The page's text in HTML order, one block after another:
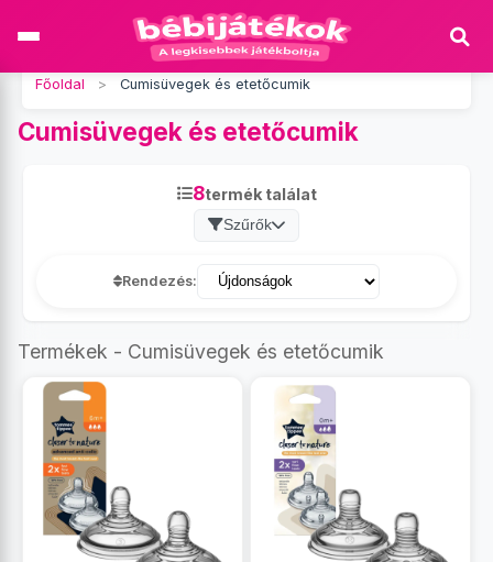
Főoldal > Cumisüvegek és etetőcumik
Cumisüvegek és etetőcumik
8termék találat
Szűrők
Rendezés:
Termékek - Cumisüvegek és etetőcumik